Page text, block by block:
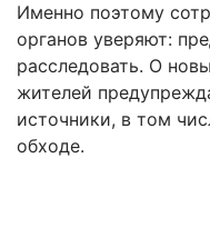
Именно поэтому
органов уверяют:
расследовать. О
жителей
источники, в том
обходе.